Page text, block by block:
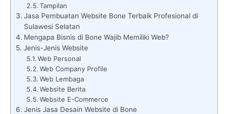
Tampilan
Jasa Pembuatan Website Bone Terbaik Profesional di
Sulawesi Selatan
Mengapa Bisnis di Bone Wajib Memiliki Web?
Jenis-Jenis Website
Web Personal
Web Company Profile
Web Lembaga
Website Berita
Website E-Commerce
Jenis Jasa Desain Website di Bone